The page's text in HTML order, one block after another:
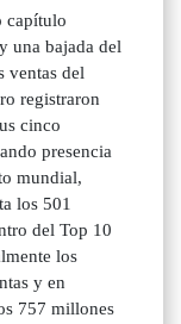
capítulo
una bajada del
ventas del
registraron
cinco
presencia
mundial,
los 501
del Top 10
los
y en
757 millones